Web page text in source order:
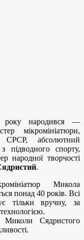
року народився —
мікромініатюри,
СРСР, абсолютний
підводного спорту,
народної творчості
.
Микола
понад 40 років. Всі
тільки вручну, за
Миколи Сядристого